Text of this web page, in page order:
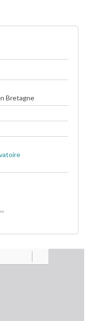
Bretagne